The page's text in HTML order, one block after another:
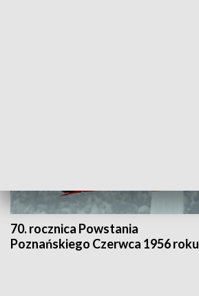
70. rocznica Powstania
Poznańskiego Czerwca 1956 roku